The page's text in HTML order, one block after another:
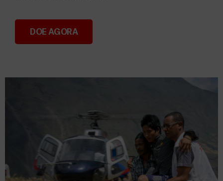
Consignação do IRS 2026
DOE AGORA